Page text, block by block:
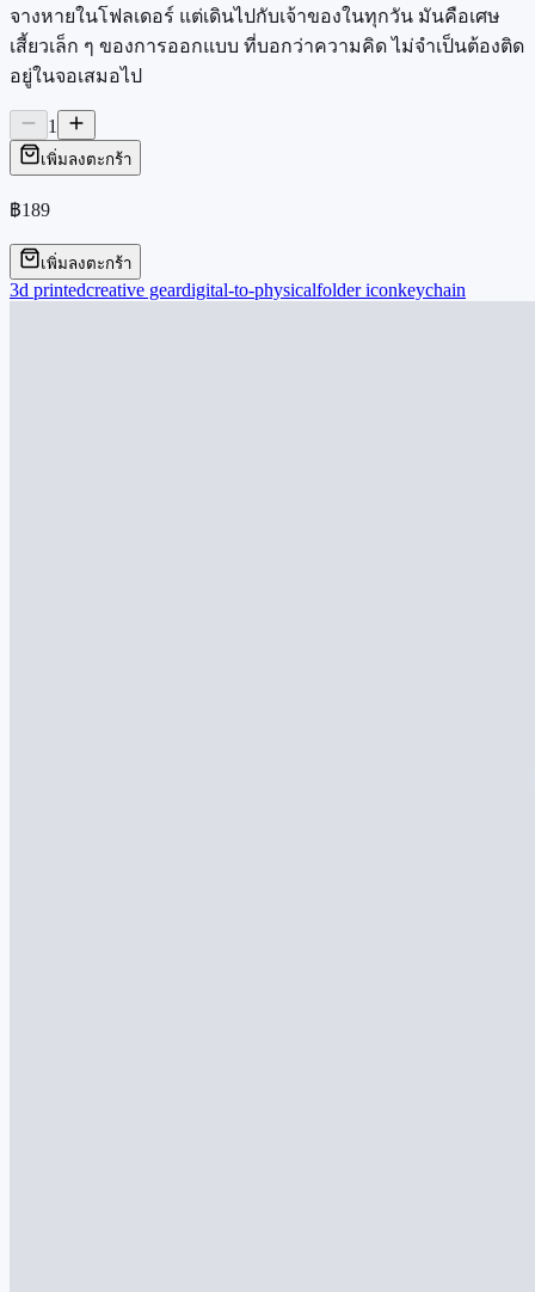
จางหายในโฟลเดอร์ แต่เดินไปกับเจ้าของในทุกวัน มันคือเศษ
เสี้ยวเล็ก ๆ ของการออกแบบ ที่บอกว่าความคิด ไม่จำเป็นต้องติด
อยู่ในจอเสมอไป
1
เพิ่มลงตะกร้า
฿189
เพิ่มลงตะกร้า
3d printedcreative geardigital-to-physicalfolder iconkeychain